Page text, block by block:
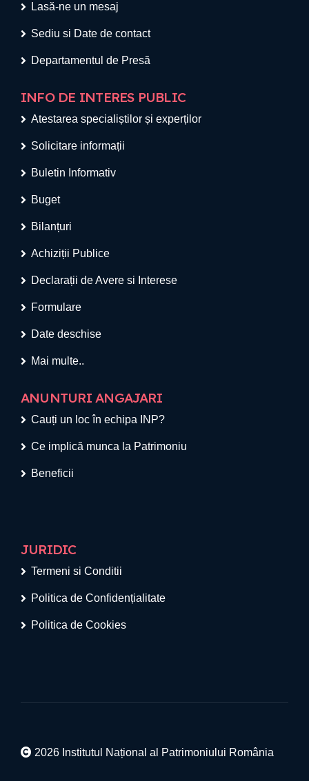
Lasă-ne un mesaj
Sediu si Date de contact
Departamentul de Presă
INFO DE INTERES PUBLIC
Atestarea specialiștilor și experților
Solicitare informații
Buletin Informativ
Buget
Bilanțuri
Achiziții Publice
Declarații de Avere si Interese
Formulare
Date deschise
Mai multe..
ANUNTURI ANGAJARI
Cauți un loc în echipa INP?
Ce implică munca la Patrimoniu
Beneficii
JURIDIC
Termeni si Conditii
Politica de Confidențialitate
Politica de Cookies
2026 Institutul Național al Patrimoniului România